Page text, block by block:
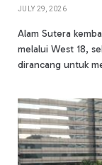
JULY 29, 2026
Alam Sutera
melalui West 18,
dirancang untuk